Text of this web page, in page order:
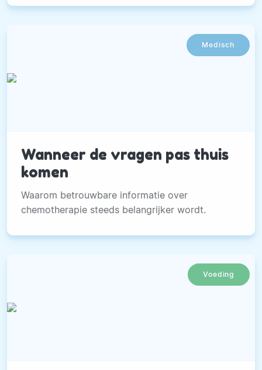
Medisch
Wanneer de vragen pas thuis
komen
Waarom betrouwbare informatie over
chemotherapie steeds belangrijker wordt.
Voeding